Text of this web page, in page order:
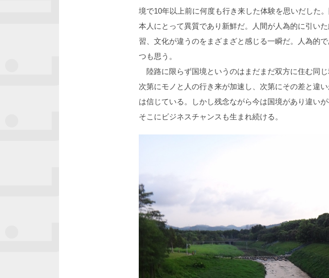
境で10年以上前に何度も行き来した体験を思いだした
本人にとって異質であり新鮮だ。人間が人為的に引い
習、文化が違うのをまざまざと感じる一瞬だ。人為的
つも思う。
陸路に限らず国境というのはまだまだ双方に住む同じ
次第にモノと人の行き来が加速し、次第にその差と違
は信じている。しかし残念ながら今は国境があり違い
そこにビジネスチャンスも生まれ続ける。